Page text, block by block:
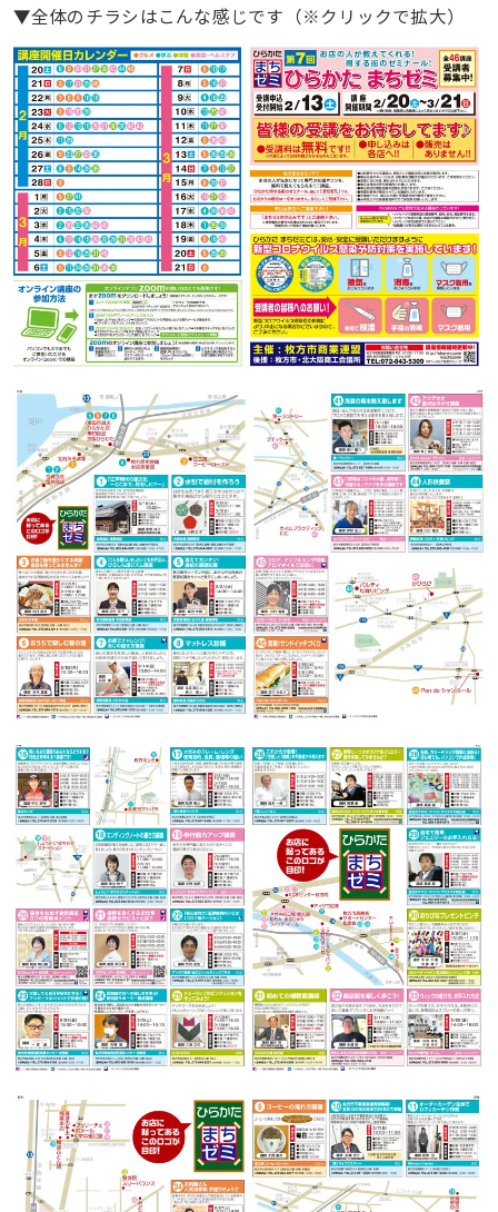
▼全体のチラシはこんな感じです（※クリックで拡大）